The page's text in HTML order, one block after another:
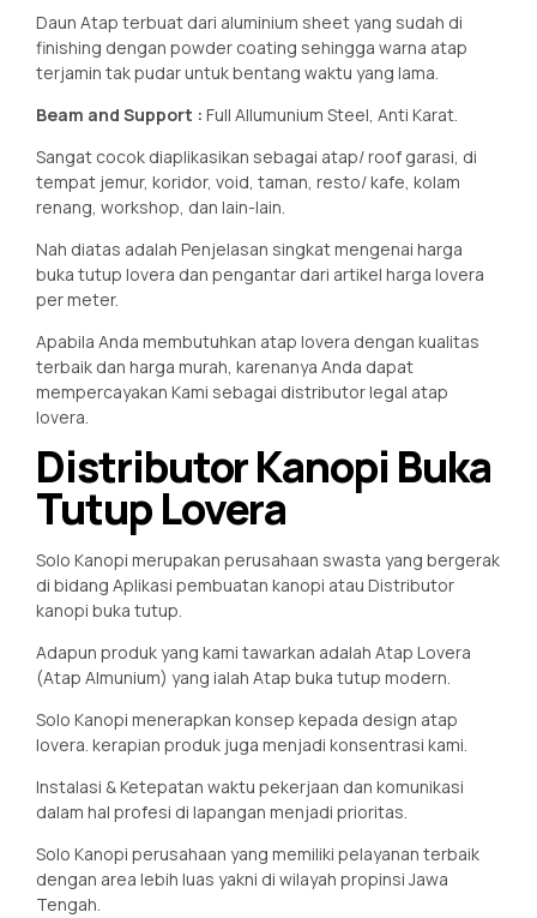
Daun Atap terbuat dari aluminium sheet yang sudah di
finishing dengan powder coating sehingga warna atap
terjamin tak pudar untuk bentang waktu yang lama.
Beam and Support : Full Allumunium Steel, Anti Karat.
Sangat cocok diaplikasikan sebagai atap/ roof garasi, di
tempat jemur, koridor, void, taman, resto/ kafe, kolam
renang, workshop, dan lain-lain.
Nah diatas adalah Penjelasan singkat mengenai harga
buka tutup lovera dan pengantar dari artikel harga lovera
per meter.
Apabila Anda membutuhkan atap lovera dengan kualitas
terbaik dan harga murah, karenanya Anda dapat
mempercayakan Kami sebagai distributor legal atap
lovera.
Distributor Kanopi Buka
Tutup Lovera
Solo Kanopi merupakan perusahaan swasta yang bergerak
di bidang Aplikasi pembuatan kanopi atau Distributor
kanopi buka tutup.
Adapun produk yang kami tawarkan adalah Atap Lovera
(Atap Almunium) yang ialah Atap buka tutup modern.
Solo Kanopi menerapkan konsep kepada design atap
lovera. kerapian produk juga menjadi konsentrasi kami.
Instalasi & Ketepatan waktu pekerjaan dan komunikasi
dalam hal profesi di lapangan menjadi prioritas.
Solo Kanopi perusahaan yang memiliki pelayanan terbaik
dengan area lebih luas yakni di wilayah propinsi Jawa
Tengah.